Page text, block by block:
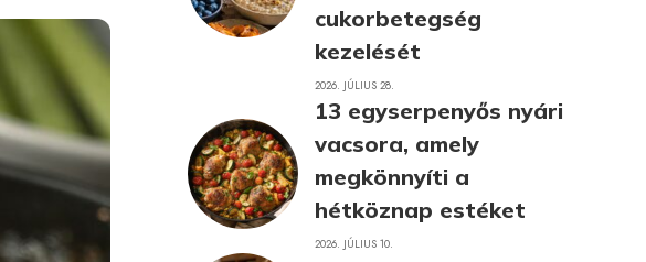
cukorbetegség
kezelését
2026. JÚLIUS 28.
13 egyserpenyős nyári
vacsora, amely
megkönnyíti a
hétköznap estéket
2026. JÚLIUS 10.